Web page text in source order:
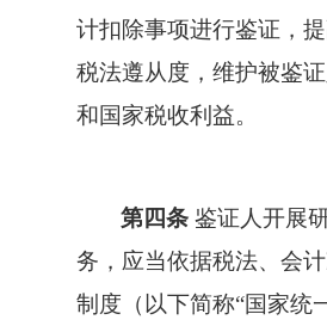
计扣除事项进行鉴证，
税法遵从度，维护被鉴
和国家税收利益。
第四条 鉴证人开展
务，应当依据税法、会
制度（以下简称“国家统